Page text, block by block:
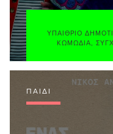
ΥΠΑΊΘΡΙΟ
ΚΩΜΩΔΊΑ
ΠΑΙΔΊ